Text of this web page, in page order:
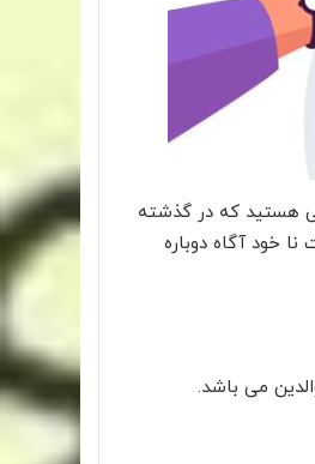
هستید که در گذشته
خود آگاه دوباره
می باشد.